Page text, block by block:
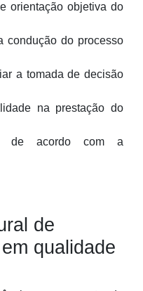
orientação objetiva do
condução do processo
a tomada de decisão
na prestação do
de acordo com a
de
qualidade